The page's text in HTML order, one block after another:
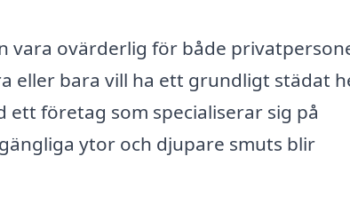
vara ovärderlig för både
eller bara vill ha ett grundligt städat
företag som specialiserar sig på
ytor och djupare smuts blir